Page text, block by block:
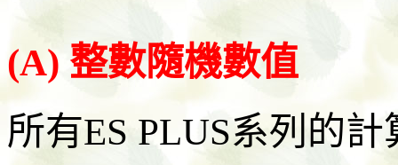
(A) 整數隨機數值
所有ES PLUS系列的